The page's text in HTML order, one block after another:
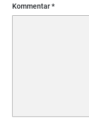
Kommentar